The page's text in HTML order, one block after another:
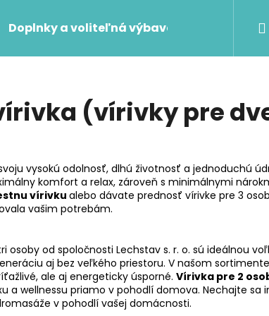
Doplnky a voliteľná výbava Swim Spa
(vírivky pre
vysokú odolnosť, dlhú životnosť a jednoduchú
komfort a relax, zároveň s minimálnymi
vírivkualebo dávate prednosť vírivke pre 3
vašim potrebám.
osoby od spoločnosti Lechstav s. r. o. sú ideálnou
aj bez veľkého priestoru. V našom
ale aj energeticky úsporné. Vírivka pre 2
a wellnessu priamo v pohodlí domova. Nechajte sa
v pohodlí vašej domácnosti.